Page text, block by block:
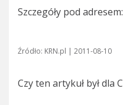
Szczegóły pod adresem:
Źródło: KRN.pl | 2011-08-10
Czy ten artykuł był dla